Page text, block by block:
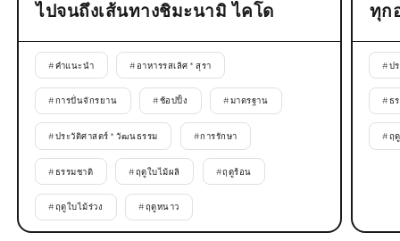
ไปจนถึงเส้นทางชิมะนามิ ไคโด
#คำแนะนำ # อาหารรสเลิศ * สุรา
#การปั่นจักรยาน #ช้อปปิ้ง #มาตรฐาน
#ประวัติศาสตร์ * วัฒนธรรม #การรักษา
#ธรรมชาติ #ฤดูใบไม้ผลิ #ฤดูร้อน
#ฤดูใบไม้ร่วง #ฤดูหนาว
ทุก
#ป
#ธ
#ฤ